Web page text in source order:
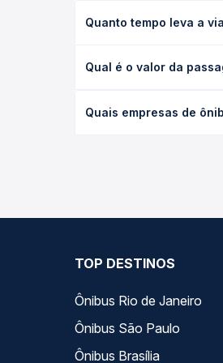
Quanto tempo leva a
executivo ou leito) e as
Qual é o valor da
poltrona e a
Quais empresas de
TOP DESTINOS
Ônibus Rio de Janeiro
Ônibus São Paulo
Ônibus Brasília